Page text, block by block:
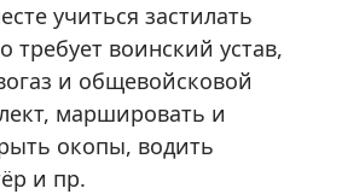
учиться застилать
требует воинский устав,
и общевойсковой
маршировать и
окопы, водить
и пр.